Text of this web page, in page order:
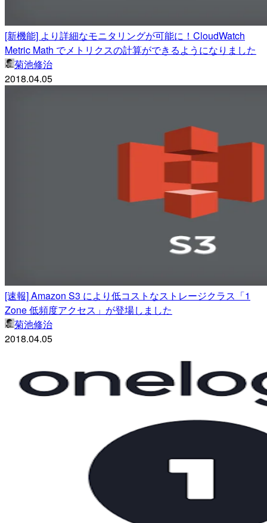
[新機能] より詳細なモニタリングが可能に！CloudWatch
Metric Math でメトリクスの計算ができるようになりました
菊池修治
2018.04.05
[速報] Amazon S3 により低コストなストレージクラス「1
Zone 低頻度アクセス」が登場しました
菊池修治
2018.04.05